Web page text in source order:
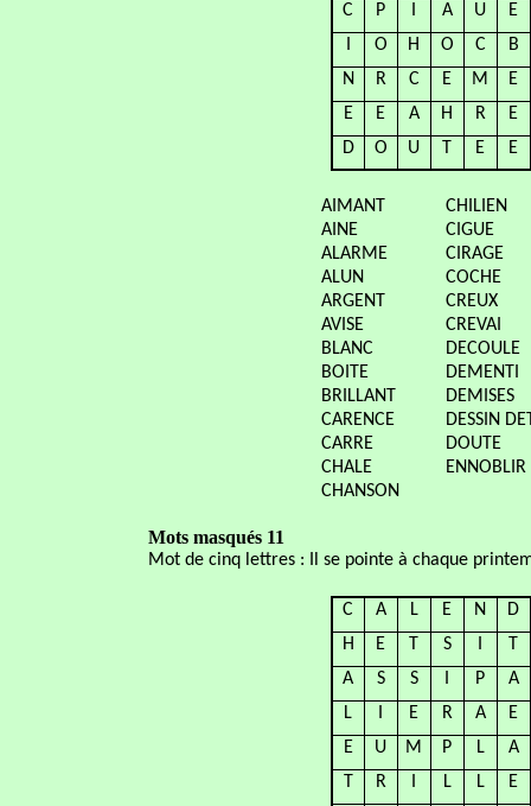
C
P A U
E
O H O C
B
N
R C E M
E
E
E A H R
E
D
O U T E E
AIMANT
AINE
ALARME
ALUN
ARGENT
AVISE
BLANC
BOITE
BRILLANT
CARENCE
CARRE
CHALE
CHANSON
CHILIEN
CIGUE
CIRAGE
COCHE
CREUX
CREVAI
DECOULE
DEMENTI
DEMISES
DESSIN
DOUTE
ENNOBLIR
Mots masqués 11
Mot de cinq lettres : Il se pointe à chaque
C A L E N
D
H
E T S
T
A
S S P
A
L
E R A
E
E
U M P L
A
T
R L L
E